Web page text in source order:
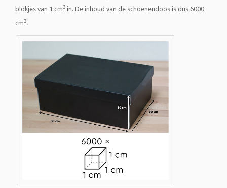
blokjes van 1 cm3 in. De inhoud van de schoenendoos is dus 6000
cm3.